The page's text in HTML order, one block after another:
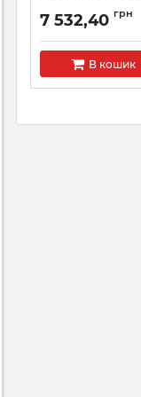
Артикул:
7 532,40 грн
В кошик